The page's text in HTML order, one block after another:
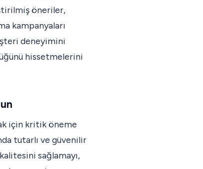
öneriler,
kampanyaları
deneyimini
hissetmelerini
için kritik öneme
tutarlı ve güvenilir
sağlamayı,